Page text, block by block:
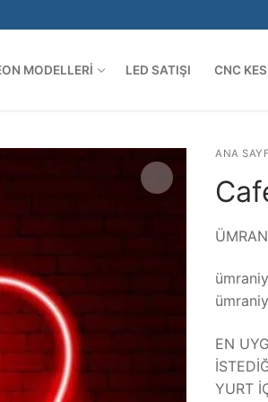
MODELLERI LED SATIŞI CNC
ANA
EN
YURT